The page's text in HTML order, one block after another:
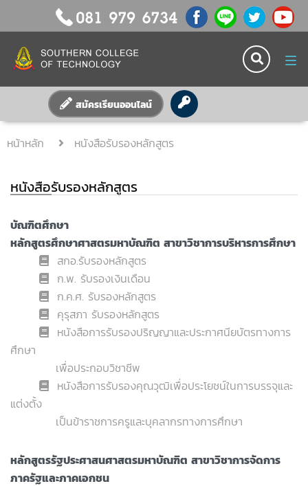
สมัครเรียนออนไลน์
หน้าหลัก หนังสือรับรองหลักสูตร
หนังสือรับรองหลักสูตร
บัณฑิตศึกษา
หลักสูตรศึกษาศาสตรมหาบัณฑิต สาขาวิชาการบริหารการศึกษา
สกอ.รับรองหลักสูตร
ก.พ. รับรองเงินเดือน
ก.ค.ศ. รับรองหลักสูตร
คุรุสภา รับรองหลักสูตร
หนังสือการรับรองปริญญาและประกาศนียบัตรทางการ
ศึกษา
เพื่อประกอบวิชาชีพ
หนังสือการรับรองคุณวุฒิเพื่อประโยชน์ในการบรรจุและ
แต่งตั้ง
เป็นข้าราชการครูและบุคลากรทางการศึกษา
หลักสูตรรัฐประศาสนศาสตรมหาบัณฑิต สาขาวิชาการจัดการ
ภาครัฐและภาคเอกชน